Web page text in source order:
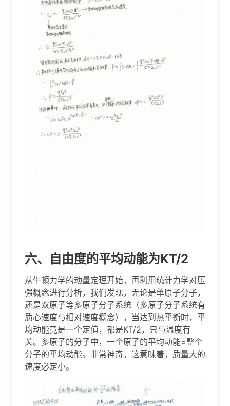
六、自由度的平均动能为KT/2
从牛顿力学的动量定理开始，再利用统计力学对压
强概念进行分析，我们发现，无论是单原子分子，
还是双原子等多原子分子系统（多原子分子系统有
质心速度与相对速度概念），当达到热平衡时，平
均动能竟是一个定值，都是KT/2，只与温度有
关。多原子的分子中，一个原子的平均动能=整个
分子的平均动能。非常神奇，这意味着，质量大的
速度必定小。